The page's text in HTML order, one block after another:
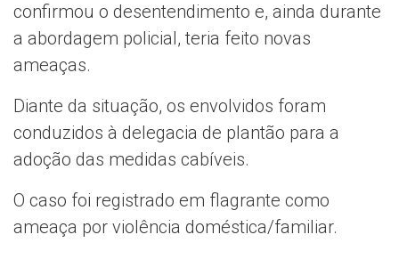
confirmou o desentendimento e, ainda durante
a abordagem policial, teria feito novas
ameaças.
Diante da situação, os envolvidos foram
conduzidos à delegacia de plantão para a
adoção das medidas cabíveis.
O caso foi registrado em flagrante como
ameaça por violência doméstica/familiar.